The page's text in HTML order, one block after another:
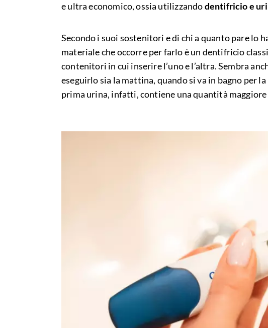
e ultra economico, ossia utilizzandodentifricio e
Secondo i suoi sostenitori e di chi a quanto pare lo
materiale che occorre per farlo è un dentifricio
contenitori in cui inserire l’uno e l’altra. Sembra
eseguirlo sia la mattina, quando si va in bagno per
prima urina, infatti, contiene una quantità maggiore